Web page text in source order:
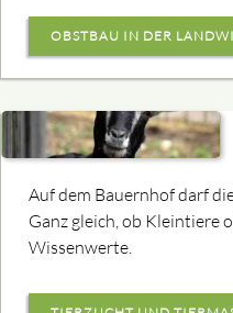
OBSTBAU IN DER
Auf dem Bauernhof darf
Ganz gleich, ob Kleintiere
Wissenwerte.